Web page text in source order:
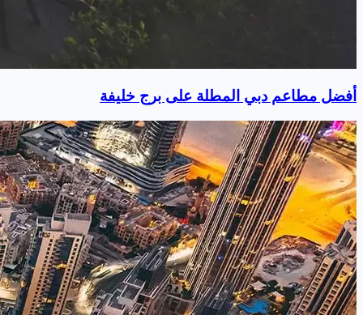
أفضل مطاعم دبي المطلة على برج خليفة